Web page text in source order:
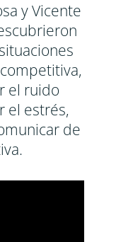
y Vicente
el ruido
el estrés,
de